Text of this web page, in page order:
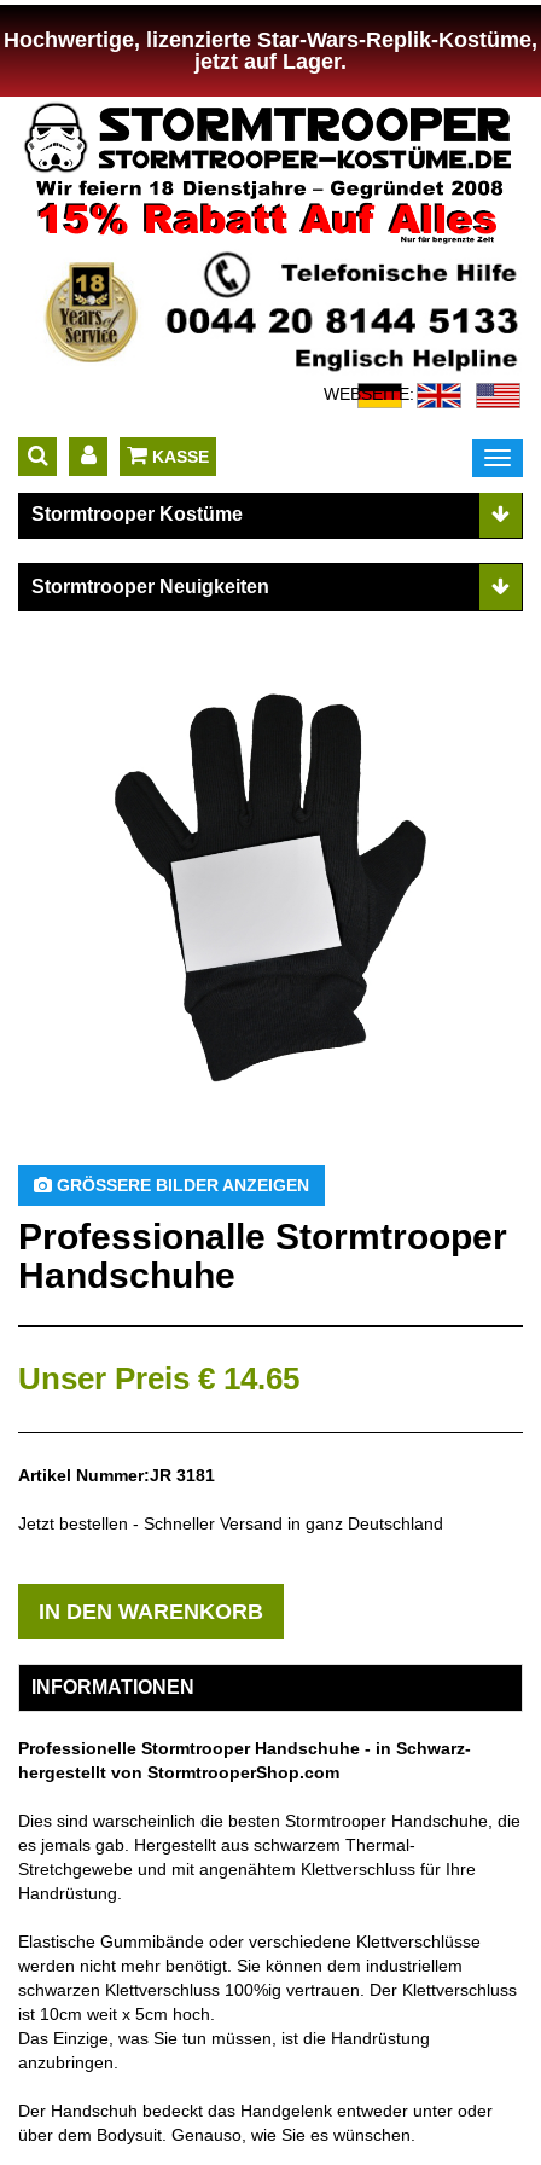
Hochwertige, lizenzierte Star-Wars-Replik-Kostüme,
jetzt auf Lager.
WEBSEITE:
KASSE
Stormtrooper Kostüme
Stormtrooper Neuigkeiten
GRÖSSERE BILDER ANZEIGEN
Professionalle Stormtrooper
Handschuhe
Unser Preis € 14.65
Artikel Nummer:JR 3181
Jetzt bestellen - Schneller Versand in ganz Deutschland
IN DEN WARENKORB
INFORMATIONEN
Professionelle Stormtrooper Handschuhe - in Schwarz-
hergestellt von StormtrooperShop.com
Dies sind warscheinlich die besten Stormtrooper Handschuhe, die
es jemals gab. Hergestellt aus schwarzem Thermal-
Stretchgewebe und mit angenähtem Klettverschluss für Ihre
Handrüstung.
Elastische Gummibände oder verschiedene Klettverschlüsse
werden nicht mehr benötigt. Sie können dem industriellem
schwarzen Klettverschluss 100%ig vertrauen. Der Klettverschluss
ist 10cm weit x 5cm hoch.
Das Einzige, was Sie tun müssen, ist die Handrüstung
anzubringen.
Der Handschuh bedeckt das Handgelenk entweder unter oder
über dem Bodysuit. Genauso, wie Sie es wünschen.